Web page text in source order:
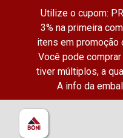
Utilize o cupom:
3% na primeira
itens em promoção
Você pode
tiver múltiplos, a
A info da